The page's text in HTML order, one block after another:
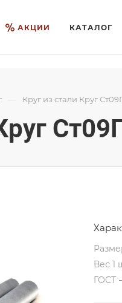
АКЦИИ КАТАЛОГ
— Круг из стали Круг
Вес 1
ГОСТ